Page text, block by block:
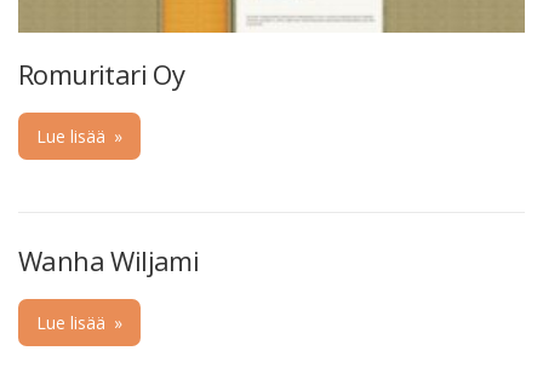
Romuritari Oy
Lue lisää »
Wanha Wiljami
Lue lisää »